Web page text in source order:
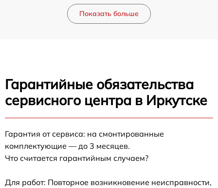
Показать больше
Гарантийные обязательства
сервисного центра в Иркутске
Гарантия от сервиса: на смонтированные
комплектующие — до 3 месяцев.
Что считается гарантийным случаем?
Для работ: Повторное возникновение неисправности,